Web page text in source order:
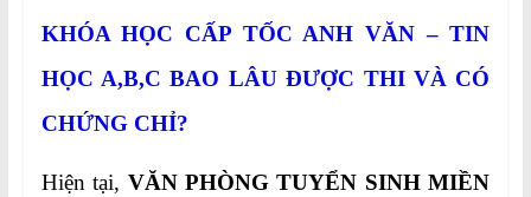
KHÓA HỌC CẤP TỐC ANH VĂN – TIN
HỌC A,B,C BAO LÂU ĐƯỢC THI VÀ CÓ
CHỨNG CHỈ?
Hiện tại, VĂN PHÒNG TUYỂN SINH MIỀN